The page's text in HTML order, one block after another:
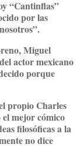
“Cantinflas”
por las
Miguel
actor mexicano
porque
propio Charles
mejor cómico
filosóficas a la
no dice